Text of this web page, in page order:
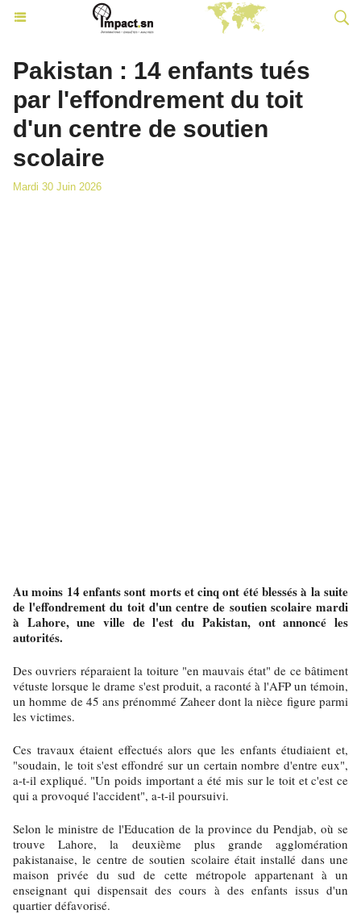
Pakistan : 14 enfants tués
par l'effondrement du toit
d'un centre de soutien
scolaire
Mardi 30 Juin 2026
Au moins 14 enfants sont morts et cinq ont été blessés à la suite
de l'effondrement du toit d'un centre de soutien scolaire mardi
à Lahore, une ville de l'est du Pakistan, ont annoncé les
autorités.
Des ouvriers réparaient la toiture "en mauvais état" de ce bâtiment
vétuste lorsque le drame s'est produit, a raconté à l'AFP un témoin,
un homme de 45 ans prénommé Zaheer dont la nièce figure parmi
les victimes.
Ces travaux étaient effectués alors que les enfants étudiaient et,
"soudain, le toit s'est effondré sur un certain nombre d'entre eux",
a-t-il expliqué. "Un poids important a été mis sur le toit et c'est ce
qui a provoqué l'accident", a-t-il poursuivi.
Selon le ministre de l'Education de la province du Pendjab, où se
trouve Lahore, la deuxième plus grande agglomération
pakistanaise, le centre de soutien scolaire était installé dans une
maison privée du sud de cette métropole appartenant à un
enseignant qui dispensait des cours à des enfants issus d'un
quartier défavorisé.